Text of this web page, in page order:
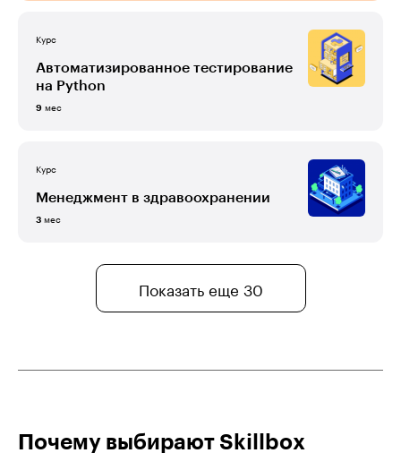
Курс
Автоматизированное тестирование
на Python
9 мес
Курс
Менеджмент в здравоохранении
3 мес
Показать еще 30
Почему выбирают Skillboх